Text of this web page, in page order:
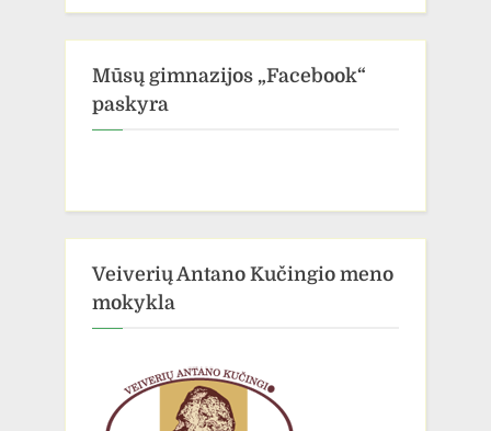
Mūsų gimnazijos „Facebook“
paskyra
Veiverių Antano Kučingio meno
mokykla